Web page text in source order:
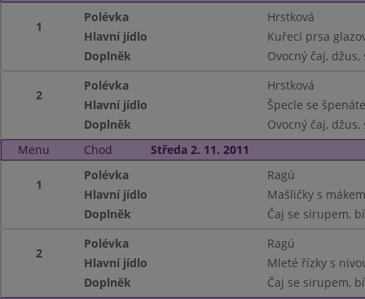
1
Polévka
Hrstková
Hlavní jídlo
Kuřecí prsa
Doplněk
Ovocný čaj,
2
Polévka
Hrstková
Hlavní jídlo
Špecle se
Doplněk
Ovocný čaj,
Menu
Chod Středa 2. 11. 2011
1
Polévka
Ragú
Hlavní jídlo
Mašličky s mákem
Doplněk
Čaj se sirupem,
2
Polévka
Ragú
Hlavní jídlo
Mleté řízky s
Doplněk
Čaj se sirupem,